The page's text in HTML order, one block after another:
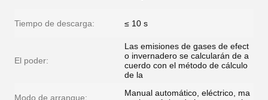
Tiempo de descarga: ≤ 10 s
El poder:
Las emisiones de gases de efect
o invernadero se calcularán de a
cuerdo con el método de cálculo
de la
Modo de arranque:
Manual automático, eléctrico, ma